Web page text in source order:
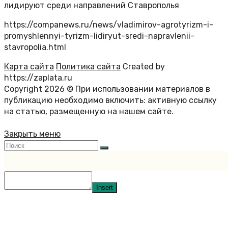
лидируют среди направлений Ставрополья
https://companews.ru/news/vladimirov-agrotyrizm-i-
promyshlennyi-tyrizm-lidiryut-sredi-napravlenii-
stavropolia.html
Карта сайта Политика сайта Created by
https://zaplata.ru
Copyright 2026 © При использовании материалов в
публикацию необходимо включить: активную ссылку
на статью, размещенную на нашем сайте.
Закрыть меню
Insert